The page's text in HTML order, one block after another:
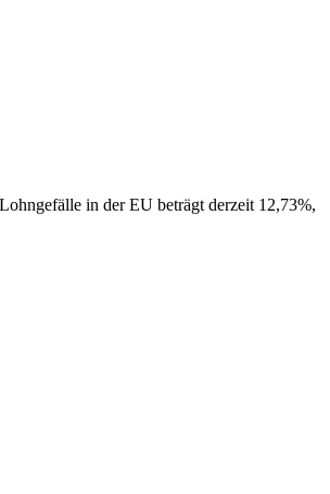
in der EU beträgt derzeit 12,73%,